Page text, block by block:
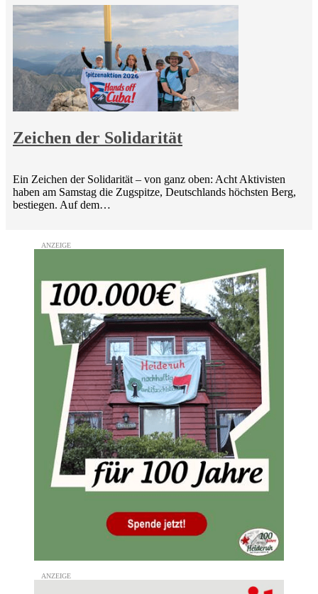
Zeichen der Solidarität
Ein Zeichen der Solidarität – von ganz oben: Acht Aktivisten
haben am Samstag die Zugspitze, Deutschlands höchsten Berg,
bestiegen. Auf dem…